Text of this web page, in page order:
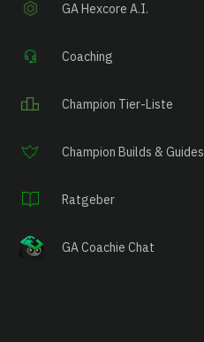
GA Hexcore A.I.
Coaching
Champion Tier-Liste
Champion Builds & Guides
Ratgeber
GA Coachie Chat